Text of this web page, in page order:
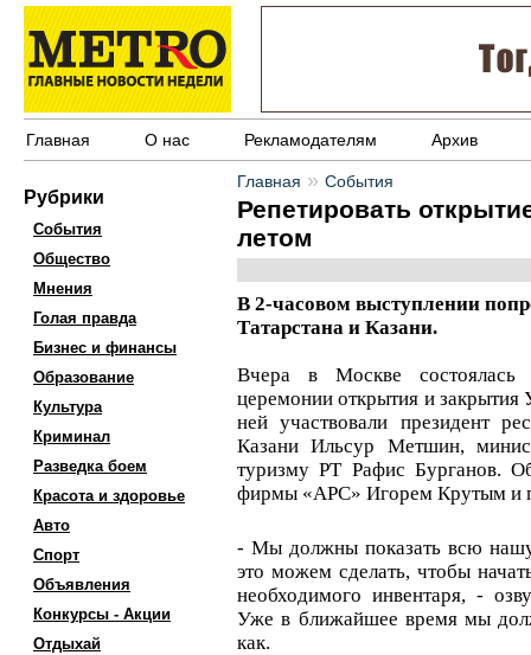
Главная О нас Рекламодателям Архив
Рубрики
События
Общество
Мнения
Голая правда
Бизнес и финансы
Образование
Культура
Криминал
Разведка боем
Красота и здоровье
Авто
Спорт
Объявления
Конкурсы - Акции
Отдыхай
Главная » События
Репетировать
летом
В 2-часовом выступлении
Татарстана и Казани.
Вчера в Москве состоялась
церемонии открытия и закрытия
ней участвовали президент
Казани Ильсур Метшин,
туризму РТ Рафис Бурганов.
фирмы «АРС» Игорем Крутым и
- Мы должны показать всю
это можем сделать, чтобы
необходимого инвентаря, -
Уже в ближайшее время мы
как.